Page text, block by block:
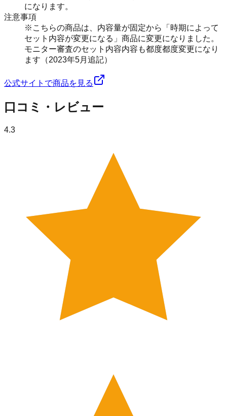
になります。
注意事項
※こちらの商品は、内容量が固定から「時期によって
セット内容が変更になる」商品に変更になりました。
モニター審査のセット内容内容も都度都度変更になり
ます（2023年5月追記）
公式サイトで商品を見る
口コミ・レビュー
4.3